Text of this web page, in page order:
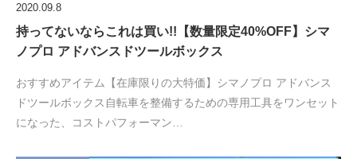
2020.09.8
持ってないならこれは買い!!【数量限定40%OFF】シマ
ノプロ アドバンスドツールボックス
おすすめアイテム【在庫限りの大特価】シマノプロ アドバンス
ドツールボックス自転車を整備するための専用工具をワンセット
になった、コストパフォーマン…